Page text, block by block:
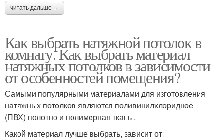
читать дальше →
Как выбрать натяжной потолок в
комнату. Как выбрать материал
натяжных потолков в зависимости
от особенностей помещения?
Самыми популярными материалами для изготовления
натяжных потолков являются поливинилхлоридное
(ПВХ) полотно и полимерная ткань .
Какой материал лучше выбрать, зависит от: